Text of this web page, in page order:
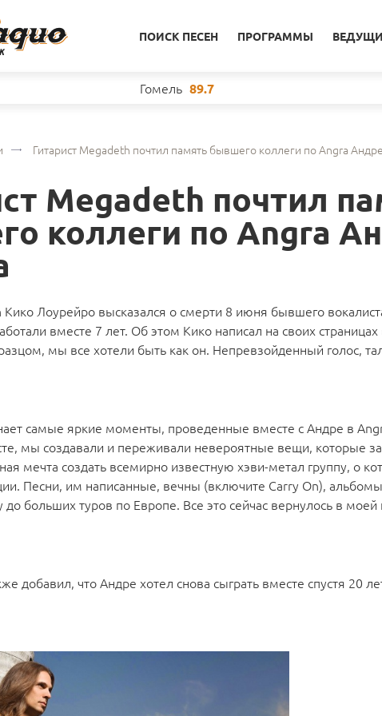
ПОИСК ПЕСЕН ПРОГРАММЫ
Гомель 89.7
Гитарист Megadeth почтил память бывшего коллеги по Angra
Megadeth почтил
коллеги по Angra
Кико Лоурейро высказался о смерти 8 июня бывшего
вместе 7 лет. Об этом Кико написал на своих
мы все хотели быть как он. Непревзойденный голос,
самые яркие моменты, проведенные вместе с Андре в
мы создавали и переживали невероятные вещи, которые
мечта создать всемирно известную хэви-метал группу, о
Песни, им написанные, вечны (включите Carry On),
больших туров по Европе. Все это сейчас вернулось в моей
добавил, что Андре хотел снова сыграть вместе спустя 20